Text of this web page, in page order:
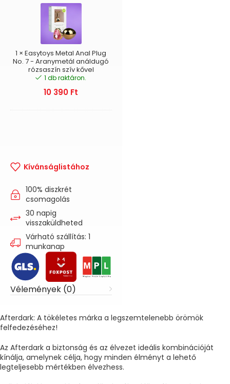
Metal
Anal
Plug
No.
7
-
Aranymetál
análdugó
rózsaszín
szív
1 ×Easytoys Metal Anal Plug
No. 7 - Aranymetál análdugó
rózsaszín szív kővel
1 db raktáron.
10 390 Ft
Kívánságlistához
100% diszkrét
csomagolás
30 napig
visszaküldheted
Várható szállítás: 1
munkanap
Vélemények (0)
Afterdark: A tökéletes márka a legszemtelenebb örömök
felfedezéséhez!
Az Afterdark a biztonság és az élvezet ideális kombinációját
kínálja, amelynek célja, hogy minden élményt a lehető
legteljesebb mértékben élvezhess.